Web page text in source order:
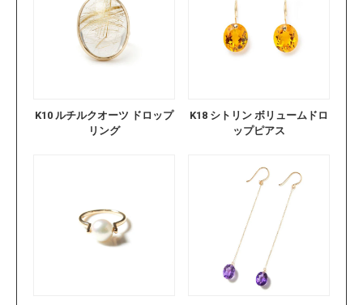
K10 ルチルクオーツ ドロップ
リング
K18 シトリン ボリュームドロ
ップピアス